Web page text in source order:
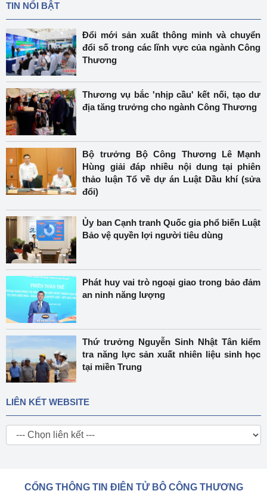
TIN NỔI BẬT
Đổi mới sản xuất thông minh và chuyển
đổi số trong các lĩnh vực của ngành Công
Thương
Thương vụ bắc 'nhịp cầu' kết nối, tạo dư
địa tăng trưởng cho ngành Công Thương
Bộ trưởng Bộ Công Thương Lê Mạnh
Hùng giải đáp nhiều nội dung tại phiên
thảo luận Tổ về dự án Luật Dầu khí (sửa
đổi)
Ủy ban Cạnh tranh Quốc gia phổ biến Luật
Bảo vệ quyền lợi người tiêu dùng
Phát huy vai trò ngoại giao trong bảo đảm
an ninh năng lượng
Thứ trưởng Nguyễn Sinh Nhật Tân kiểm
tra năng lực sản xuất nhiên liệu sinh học
tại miền Trung
LIÊN KẾT WEBSITE
CỔNG THÔNG TIN ĐIỆN TỬ BỘ CÔNG THƯƠNG